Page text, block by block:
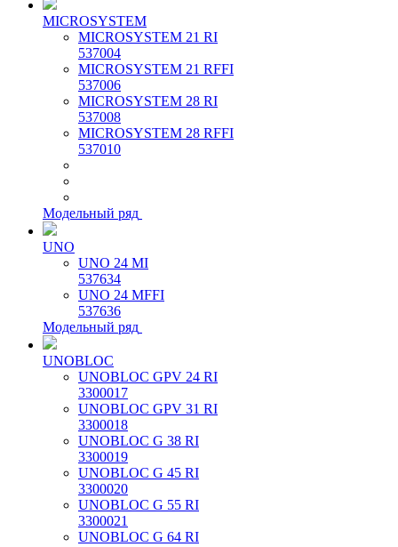
MICROSYSTEM
MICROSYSTEM 21 RI
537004
MICROSYSTEM 21 RFFI
537006
MICROSYSTEM 28 RI
537008
MICROSYSTEM 28 RFFI
537010
Модельный ряд
UNO
UNO 24 MI
537634
UNO 24 MFFI
537636
Модельный ряд
UNOBLOC
UNOBLOC GPV 24 RI
3300017
UNOBLOC GPV 31 RI
3300018
UNOBLOC G 38 RI
3300019
UNOBLOC G 45 RI
3300020
UNOBLOC G 55 RI
3300021
UNOBLOC G 64 RI